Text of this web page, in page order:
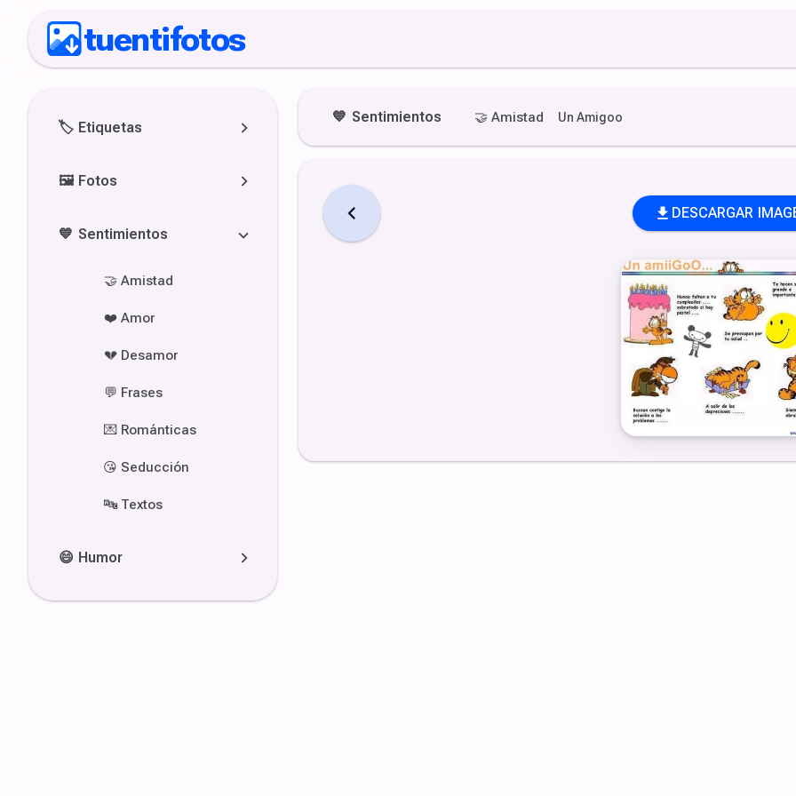
tuentifotos
💙 Sentimientos 🤝 Amistad Un Amigoo
DESCARGAR
🏷️ Etiquetas
🖼️ Fotos
💙 Sentimientos
🤝 Amistad
❤️ Amor
💔 Desamor
💬 Frases
💌 Románticas
😘 Seducción
🔤 Textos
😄 Humor